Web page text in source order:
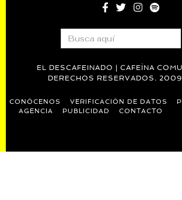
EL DESCAFEINADO | CAFEÍNA
DERECHOS RESERVADOS.
CONÓCENOS VERIFICACIÓN DE DATOS
AGENCIA
PUBLICIDAD CONTACTO